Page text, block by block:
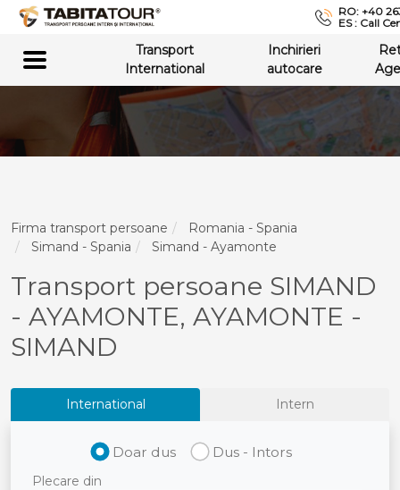
RO: +40
ES : Call
Transport
International
Inchirieri
autocare
Firma transport persoane
Romania - Spania
Simand - Spania
Simand - Ayamonte
Transport persoane SIMAND
- AYAMONTE, AYAMONTE -
SIMAND
International Intern
Doar dus Dus - Intors
Plecare din